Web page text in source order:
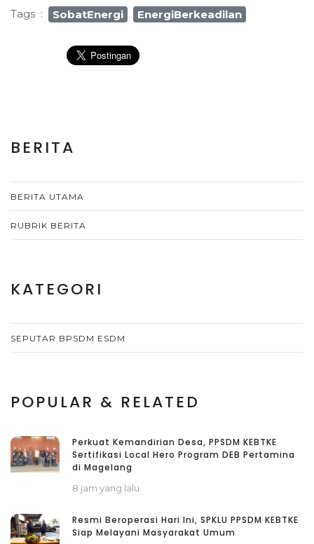
Tags : SobatEnergi EnergiBerkeadilan
BERITA
BERITA UTAMA
RUBRIK BERITA
KATEGORI
SEPUTAR BPSDM ESDM
POPULAR & RELATED
Perkuat Kemandirian Desa, PPSDM KEBTKE
Sertifikasi Local Hero Program DEB Pertamina
di Magelang
8 jam yang lalu
Resmi Beroperasi Hari Ini, SPKLU PPSDM KEBTKE
Siap Melayani Masyarakat Umum